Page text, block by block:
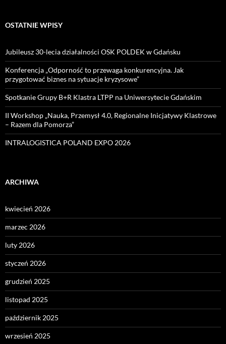
OSTATNIE WPISY
Jubileusz 30-lecia działalności OSK POLDEK w Gdańsku
Konferencja „Odporność to przewaga konkurencyjna. Jak
przygotować biznes na sytuacje kryzysowe”
Spotkanie Grupy B+R Klastra LTPP na Uniwersytecie Gdańskim
II Workshop „Nauka, Przemysł 4.0, Regionalne Inicjatywy Klastrowe
– Razem dla Pomorza”
INTRALOGISTICA POLAND EXPO 2026
ARCHIWA
kwiecień 2026
marzec 2026
luty 2026
styczeń 2026
grudzień 2025
listopad 2025
październik 2025
wrzesień 2025